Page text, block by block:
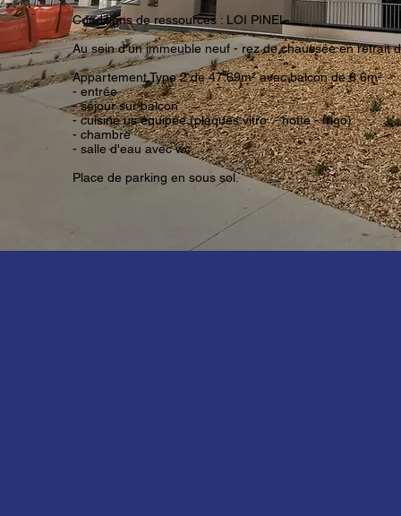
Conditions de ressources : LOI PINEL
Au sein d'un immeuble neuf - rez de chaussée en retrait
Appartement Type 2 de 47.69m² avec balcon de 6.6m²
- entrée
- séjour sur balcon
- cuisine us équipée (plaques vitro - hotte - frigo)
- chambre
- salle d'eau avec wc.
Place de parking en sous sol.